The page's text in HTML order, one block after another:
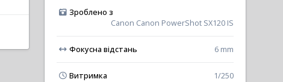
Зроблено з
Canon Canon PowerShot SX120 IS
Фокусна відстань 6 mm
Витримка 1/250